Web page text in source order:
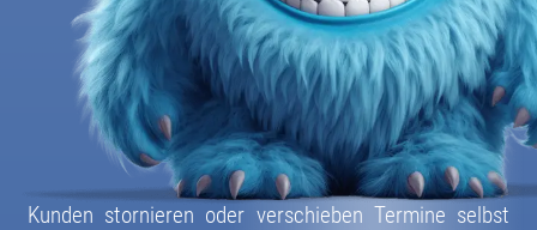
Kunden stornieren oder verschieben Termine selbst
08004003055